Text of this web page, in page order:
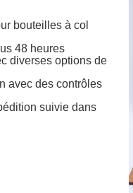
bouteilles à col
48 heures
diverses options de
avec des contrôles
suivie dans